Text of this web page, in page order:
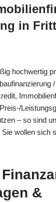
in
hochwertig
– so sind
wollen sich
&